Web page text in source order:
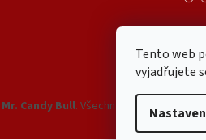
Tento web
vyjadřujete
Mr. Candy Bull. Všechna práva